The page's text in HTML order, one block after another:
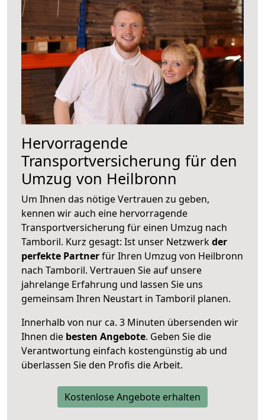
Hervorragende
Transportversicherung für den
Umzug von Heilbronn
Um Ihnen das nötige Vertrauen zu geben,
kennen wir auch eine hervorragende
Transportversicherung für einen Umzug nach
Tamboril. Kurz gesagt: Ist unser Netzwerkder
perfekte Partnerfür Ihren Umzug von Heilbronn
nach Tamboril. Vertrauen Sie auf unsere
jahrelange Erfahrung und lassen Sie uns
gemeinsam Ihren Neustart in Tamboril planen.
Innerhalb von nur ca. 3 Minuten übersenden wir
Ihnen die besten Angebote. Geben Sie die
Verantwortung einfach kostengünstig ab und
überlassen Sie den Profis die Arbeit.
Kostenlose Angebote erhalten